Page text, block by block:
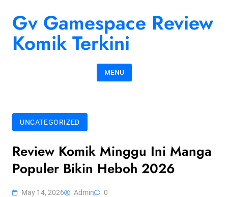
Gv Gamespace Review
Komik Terkini
MENU
UNCATEGORIZED
Review Komik Minggu Ini Manga
Populer Bikin Heboh 2026
May 14, 2026 Admin 0